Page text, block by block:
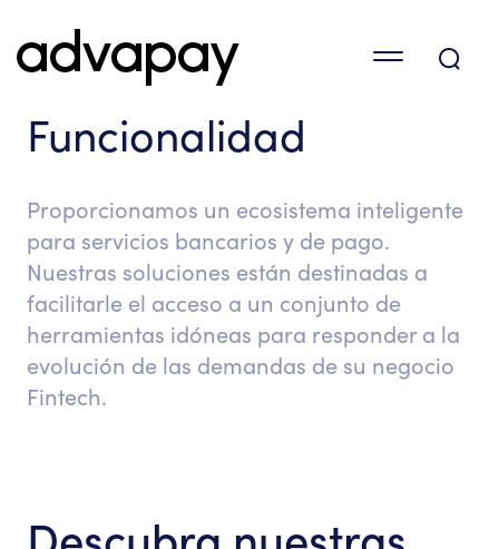
Funcionalidad
Proporcionamos un ecosistema inteligente
para servicios bancarios y de pago.
Nuestras soluciones están destinadas a
facilitarle el acceso a un conjunto de
herramientas idóneas para responder a la
evolución de las demandas de su negocio
Fintech.